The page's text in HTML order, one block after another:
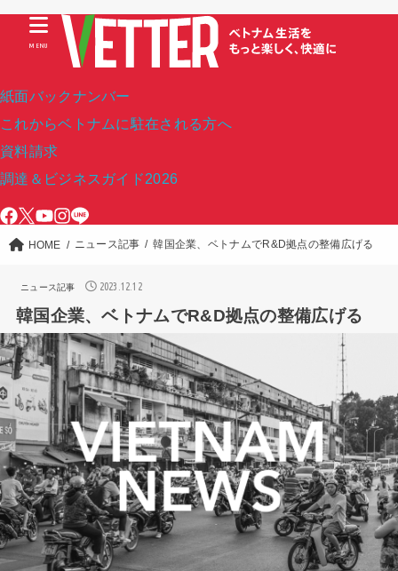
紙面バックナンバー
これからベトナムに駐在される方へ
資料請求
調達＆ビジネスガイド2026
MENU
HOME ニュース記事 韓国企業、ベトナムでR&D拠点の整備広げる
ニュース記事 2023.12.12
韓国企業、ベトナムでR&D拠点の整備広げる